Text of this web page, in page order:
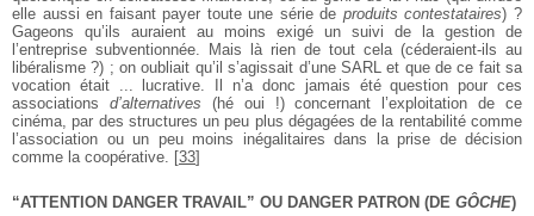
elle aussi en faisant payer toute une série de produits contestataires) ?
Gageons qu’ils auraient au moins exigé un suivi de la gestion de
l’entreprise subventionnée. Mais là rien de tout cela (céderaient-ils au
libéralisme ?) ; on oubliait qu’il s’agissait d’une SARL et que de ce fait sa
vocation était ... lucrative. Il n’a donc jamais été question pour ces
associations d’alternatives (hé oui !) concernant l’exploitation de ce
cinéma, par des structures un peu plus dégagées de la rentabilité comme
l’association ou un peu moins inégalitaires dans la prise de décision
comme la coopérative. [33]
“ATTENTION DANGER TRAVAIL” OU DANGER PATRON (DE GÔCHE)